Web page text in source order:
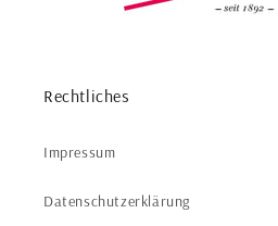
Rechtliches
Impressum
Datenschutzerklärung